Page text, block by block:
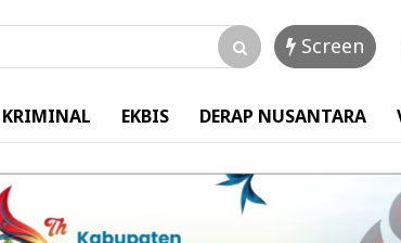
Screen
KRIMINAL EKBIS DERAP NUSANTARA